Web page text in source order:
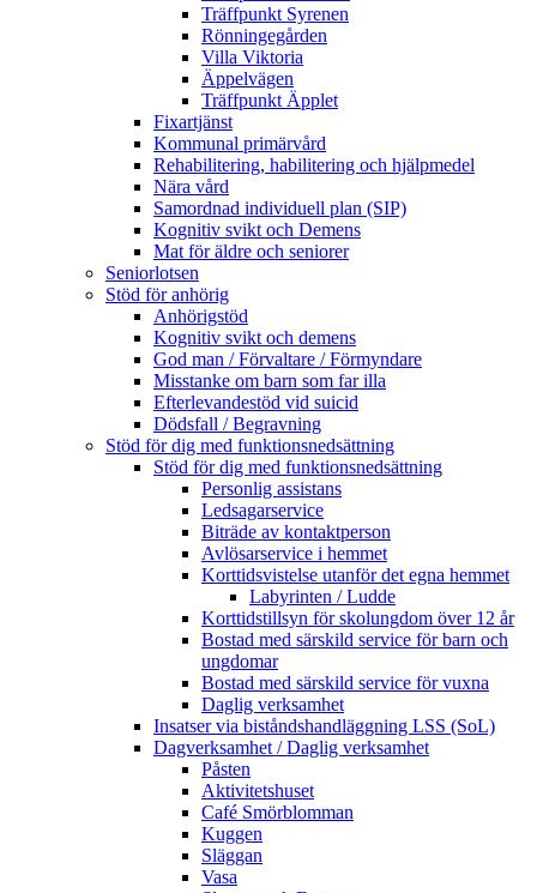
Träffpunkt Syrenen
Rönningegården
Villa Viktoria
Äppelvägen
Träffpunkt Äpplet
Fixartjänst
Kommunal primärvård
Rehabilitering, habilitering och hjälpmedel
Nära vård
Samordnad individuell plan (SIP)
Kognitiv svikt och Demens
Mat för äldre och seniorer
Seniorlotsen
Stöd för anhörig
Anhörigstöd
Kognitiv svikt och demens
God man / Förvaltare / Förmyndare
Misstanke om barn som far illa
Efterlevandestöd vid suicid
Dödsfall / Begravning
Stöd för dig med funktionsnedsättning
Stöd för dig med funktionsnedsättning
Personlig assistans
Ledsagarservice
Biträde av kontaktperson
Avlösarservice i hemmet
Korttidsvistelse utanför det egna hemmet
Labyrinten / Ludde
Korttidstillsyn för skolungdom över 12 år
Bostad med särskild service för barn och
ungdomar
Bostad med särskild service för vuxna
Daglig verksamhet
Insatser via biståndshandläggning LSS (SoL)
Dagverksamhet / Daglig verksamhet
Påsten
Aktivitetshuset
Café Smörblomman
Kuggen
Släggan
Vasa